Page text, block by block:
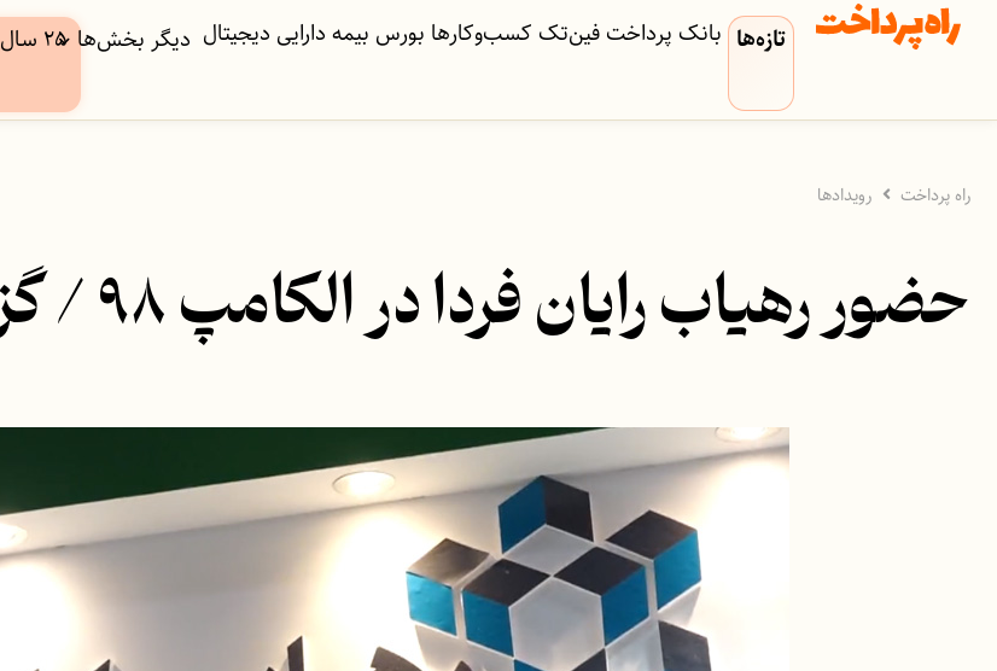
تازه‌ها بانک پرداختفین‌تک کسب‌وکار‌ها بورس بیمهدارایی دیجیتال دیگر بخش‌ها ۲۵ سال سرمایه‌گذاری
راه پرداخت رویدادها
حضور رهیاب رایان فردا در الکامپ ۹۸ / گزارش ویدئویی